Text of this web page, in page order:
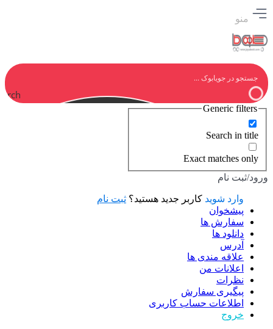
منو
Generic filters
Search in title
Exact matches only
ورود/ثبت نام
وارد شوید کاربر جدید هستید؟ ثبت نام
پیشخوان
سفارش ها
دانلود ها
آدرس
علاقه مندی ها
اعلانات من
نظرات
پیگیری سفارش
اطلاعات حساب كاربری
خروج